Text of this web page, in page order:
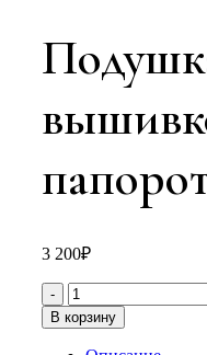
3 200₽
В корзину